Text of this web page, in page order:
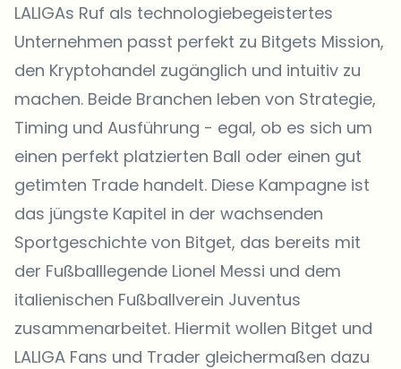
LALIGAs Ruf als technologiebegeistertes
Unternehmen passt perfekt zu Bitgets Mission,
den Kryptohandel zugänglich und intuitiv zu
machen. Beide Branchen leben von Strategie,
Timing und Ausführung - egal, ob es sich um
einen perfekt platzierten Ball oder einen gut
getimten Trade handelt. Diese Kampagne ist
das jüngste Kapitel in der wachsenden
Sportgeschichte von Bitget, das bereits mit
der Fußballlegende Lionel Messi und dem
italienischen Fußballverein Juventus
zusammenarbeitet. Hiermit wollen Bitget und
LALIGA Fans und Trader gleichermaßen dazu